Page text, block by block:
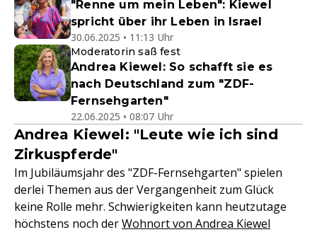
"Renne um mein Leben": Kiewel
spricht über ihr Leben in Israel
30.06.2025 • 11:13 Uhr
Moderatorin saß fest
Andrea Kiewel: So schafft sie es
nach Deutschland zum "ZDF-
Fernsehgarten"
22.06.2025 • 08:07 Uhr
Andrea Kiewel: "Leute wie ich sind
Zirkuspferde"
Im Jubiläumsjahr des "ZDF-Fernsehgarten" spielen
derlei Themen aus der Vergangenheit zum Glück
keine Rolle mehr. Schwierigkeiten kann heutzutage
höchstens noch derWohnort von Andrea Kiewel